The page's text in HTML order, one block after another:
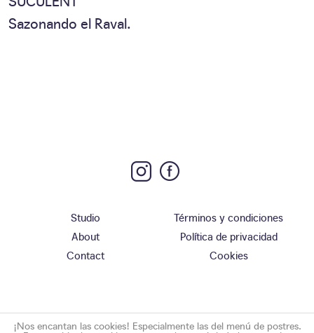
Sazonando el Raval.
Studio
About
Contact
Términos y condiciones
Política de privacidad
Cookies
¡Nos encantan las cookies! Especialmente las del menú de postres.